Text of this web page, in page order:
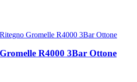
R4000 3Bar Ottone